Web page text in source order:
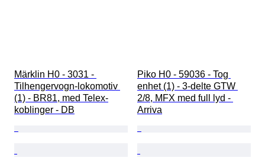
Märklin H0 - 3031 -
Tilhengervogn-lokomotiv
(1) - BR81, med Telex-
koblinger - DB
Piko H0 - 59036 - Tog
enhet (1) - 3-delte GTW
2/8, MFX med full lyd -
Arriva